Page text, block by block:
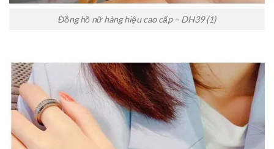
Đồng hồ nữ hàng hiệu cao cấp – DH39 (1)